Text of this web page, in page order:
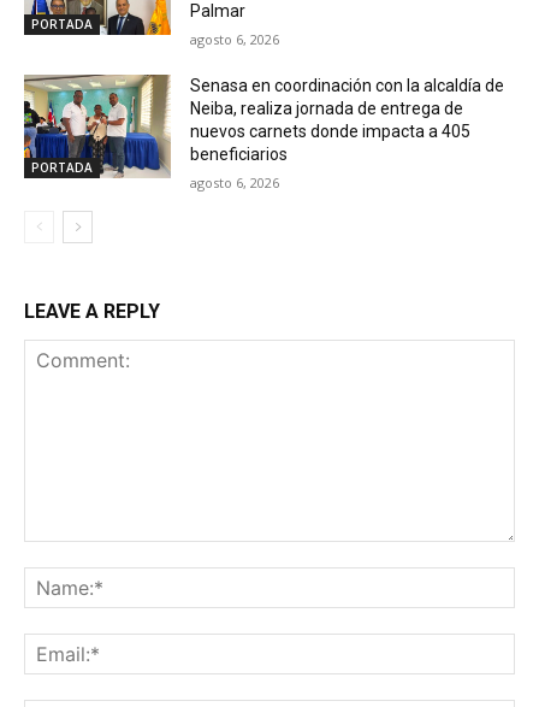
PORTADA
Palmar
agosto 6, 2026
PORTADA
Senasa en coordinación con la alcaldía de
Neiba, realiza jornada de entrega de
nuevos carnets donde impacta a 405
beneficiarios
agosto 6, 2026
LEAVE A REPLY